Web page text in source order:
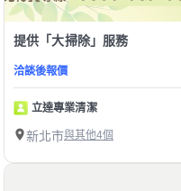
提供「大掃除」服務
洽談後報價
立達專業清潔
新北市與其他4個